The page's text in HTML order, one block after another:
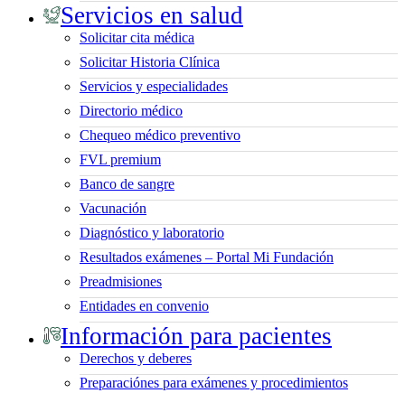
Servicios en salud
Solicitar cita médica
Solicitar Historia Clínica
Servicios y especialidades
Directorio médico
Chequeo médico preventivo
FVL premium
Banco de sangre
Vacunación
Diagnóstico y laboratorio
Resultados exámenes – Portal Mi Fundación
Preadmisiones
Entidades en convenio
Información para pacientes
Derechos y deberes
Preparaciónes para exámenes y procedimientos